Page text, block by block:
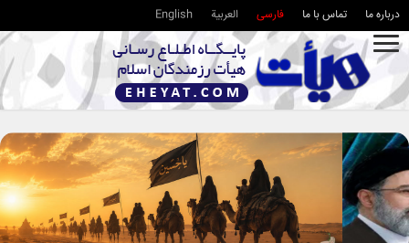
درباره ما تماس با ما فارسی العربية English